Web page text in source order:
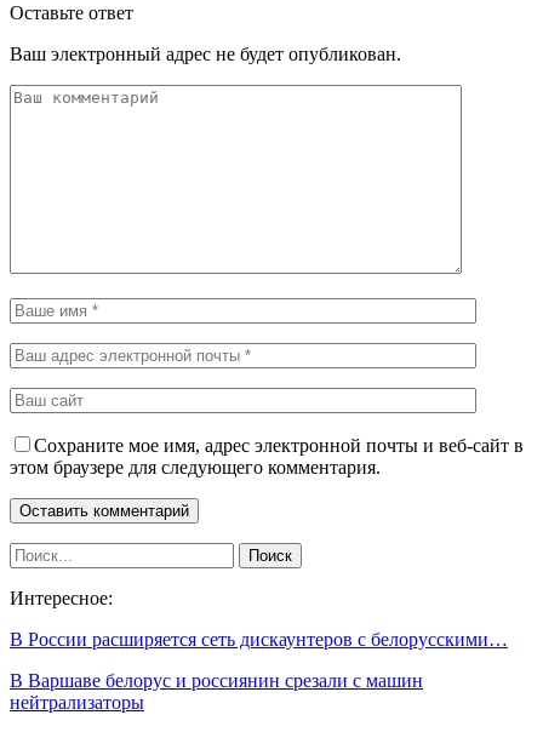
Оставьте ответ
Ваш электронный адрес не будет опубликован.
Сохраните мое имя, адрес электронной почты и веб-сайт в
этом браузере для следующего комментария.
Интересное:
В России расширяется сеть дискаунтеров с белорусскими…
В Варшаве белорус и россиянин срезали с машин
нейтрализаторы